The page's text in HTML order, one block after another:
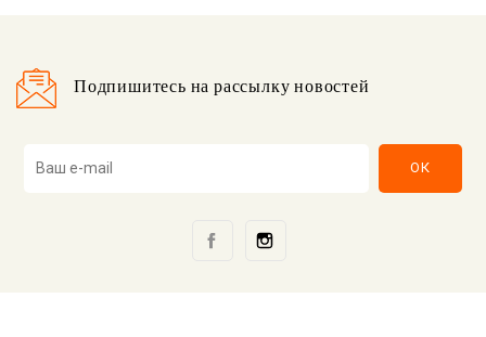
Подпишитесь на рассылку новостей
Facebook